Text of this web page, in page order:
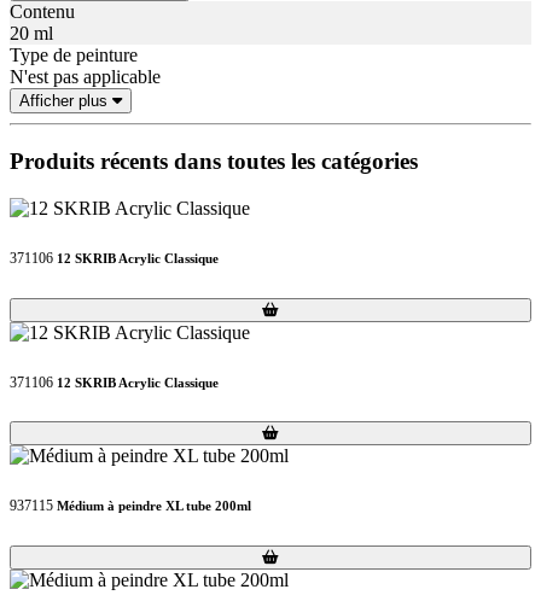
Contenu
20 ml
Type de peinture
N'est pas applicable
Afficher plus
Produits récents dans toutes les catégories
371106 12 SKRIB Acrylic Classique
Loading...
Loading...
371106 12 SKRIB Acrylic Classique
Loading...
Loading...
937115 Médium à peindre XL tube 200ml
Loading...
Loading...